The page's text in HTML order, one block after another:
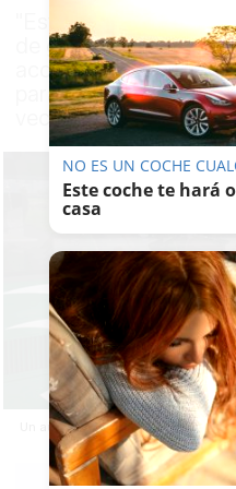
"Este paso refleja el
de gobierno con un
accesible, moderno
para facilitar el día a
vecinas"
Un autobús interurbano, en una
NO ES UN COCHE
Este coche te hará
casa